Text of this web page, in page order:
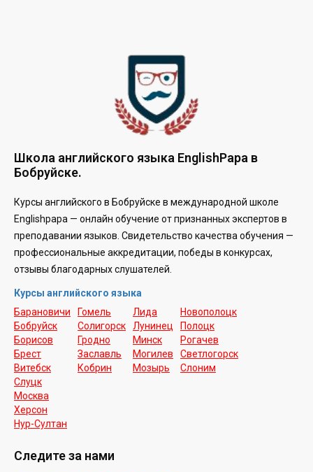
Школа английского языка EnglishPapa в
Бобруйске.
Курсы английского в Бобруйске в международной школе
Englishpapa — онлайн обучение от признанных экспертов в
преподавании языков. Свидетельство качества обучения —
профессиональные аккредитации, победы в конкурсах,
отзывы благодарных слушателей.
Курсы английского языка
Барановичи
Бобруйск
Борисов
Брест
Витебск
Гомель
Солигорск
Гродно
Заславль
Кобрин
Лида
Лунинец
Минск
Могилев
Мозырь
Новополоцк
Полоцк
Рогачев
Светлогорск
Слоним
Слуцк
Москва
Херсон
Нур-Cултан
Следите за нами